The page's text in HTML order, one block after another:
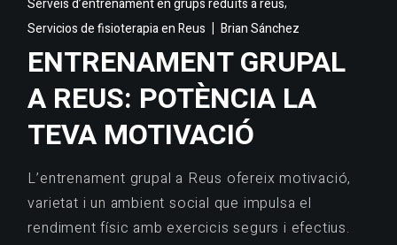
Servicios de fisioterapia en Reus Brian Sánchez
ENTRENAMENT GRUPAL
A REUS: POTÈNCIA LA
TEVA MOTIVACIÓ
L’entrenament grupal a Reus ofereix motivació,
varietat i un ambient social que impulsa el
rendiment físic amb exercicis segurs i efectius.